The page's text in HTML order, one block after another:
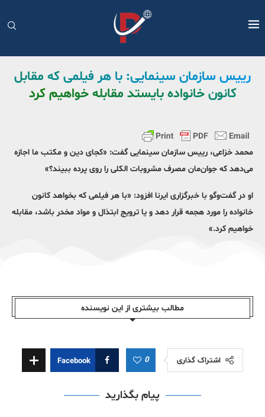
رییس سازمان سینمایی: با هر فیلمی که مقابل
کانون خانواده بایستد مقابله خواهیم کرد
محمد خزاعی، رییس سازمان سینمایی گفت: «کجای دین و مکتب ما اجازه
می‌دهد که جوان‌مان مصرف مشروبات الکلی را روی پرده ببیند؟‌»
او در گفت‌وگو با خبرگزاری ایرنا افزود: «با هر فیلمی که بخواهد کانون
خانواده را مورد هجمه قرار دهد و یا ترویج ابتذال و مواد مخدر باشد، مقابله
خواهیم کرد.»
مطالب بیشتری از این نویسندە
اشتراک گذاری 0
Facebook
پیام بگذارید